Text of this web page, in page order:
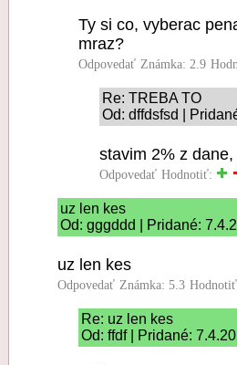
Ty si co, vyberac
mraz?
Odpovedať Známka: 2.9
Re: TREBA TO
Od: dffdsfsd |
stavim 2% z
Odpovedať Hodnotiť:
uz len kes
Od: gggddd | Pridané:
uz len kes
Odpovedať Známka: 5.3
Re: uz len kes
Od: ffdf | Pridané: